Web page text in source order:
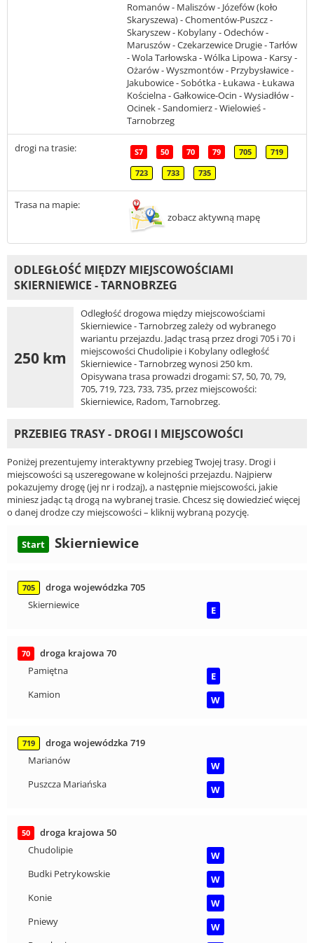
Romanów - Maliszów - Józefów (koło
Skaryszewa) - Chomentów-Puszcz -
Skaryszew - Kobylany - Odechów -
Maruszów - Czekarzewice Drugie - Tarłów
- Wola Tarłowska - Wólka Lipowa - Karsy -
Ożarów - Wyszmontów - Przybysławice -
Jakubowice - Sobótka - Łukawa - Łukawa
Kościelna - Gałkowice-Ocin - Wysiadłów -
Ocinek - Sandomierz - Wielowieś -
Tarnobrzeg
drogi na trasie: S7 50 70 79 705 719
723 733 735
Trasa na mapie:
zobacz aktywną mapę
ODLEGŁOŚĆ MIĘDZY MIEJSCOWOŚCIAMI
SKIERNIEWICE - TARNOBRZEG
250 km
Odległość drogowa między miejscowościami
Skierniewice - Tarnobrzeg zależy od wybranego
wariantu przejazdu. Jadąc trasą przez drogi 705 i 70 i
miejscowości Chudolipie i Kobylany odległość
Skierniewice - Tarnobrzeg wynosi 250 km.
Opisywana trasa prowadzi drogami: S7, 50, 70, 79,
705, 719, 723, 733, 735, przez miejscowości:
Skierniewice, Radom, Tarnobrzeg.
PRZEBIEG TRASY - DROGI I MIEJSCOWOŚCI
Poniżej prezentujemy interaktywny przebieg Twojej trasy. Drogi i
miejscowości są uszeregowane w kolejności przejazdu. Najpierw
pokazujemy drogę (jej nr i rodzaj), a następnie miejscowości, jakie
miniesz jadąc tą drogą na wybranej trasie. Chcesz się dowiedzieć więcej
o danej drodze czy miejscowości – kliknij wybraną pozycję.
Start Skierniewice
705
droga wojewódzka 705
Skierniewice
E
70
droga krajowa 70
Pamiętna
E
Kamion
W
719
droga wojewódzka 719
Marianów
W
Puszcza Mariańska
W
50
droga krajowa 50
Chudolipie
W
Budki Petrykowskie
W
Konie
W
Pniewy
W